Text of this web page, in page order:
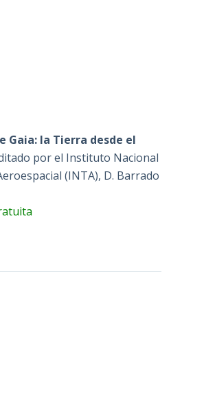
Gaia: la Tierra desde el
por el Instituto Nacional
(INTA), D. Barrado